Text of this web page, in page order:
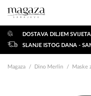
DOSTAVA DILJEM
SLANJE ISTOG DANA -
Magaza Dino Merlin Maske